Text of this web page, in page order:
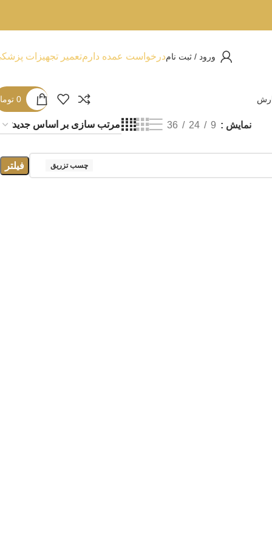
ورود / ثبت نامدرخواست عمده دارمتعمیر تجهیزات
0
نمایش 9
24
36
چسب تزریق فیلتر